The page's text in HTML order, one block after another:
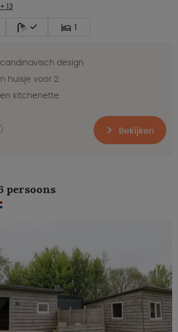
+ 13
1
design
huisje voor 2
kitchenette
Bekijken
persoons